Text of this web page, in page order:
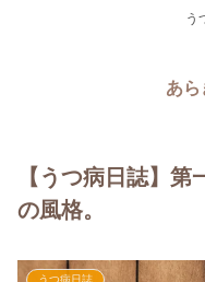
う
あら
【うつ病日誌】
の風格。